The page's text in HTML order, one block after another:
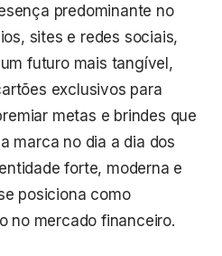
predominante no
sites e redes sociais,
futuro mais tangível,
exclusivos para
metas e brindes que
marca no dia a dia dos
forte, moderna e
posiciona como
no mercado financeiro.